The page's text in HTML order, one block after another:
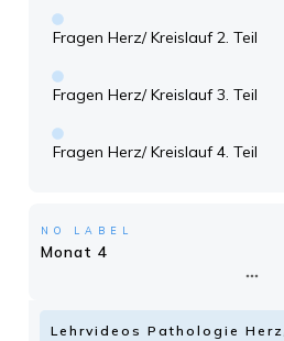
Fragen Herz/ Kreislauf 2. Teil
Fragen Herz/ Kreislauf 3. Teil
Fragen Herz/ Kreislauf 4. Teil
NO LABEL
Monat 4
Lehrvideos Pathologie